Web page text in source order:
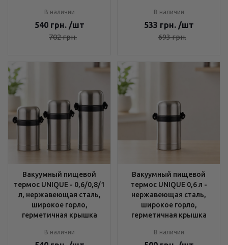
В наличии
540 грн. /шт
702грн.
В наличии
533 грн. /шт
693грн.
Вакуумный пищевой
термос UNIQUE - 0,6/0,8/1
л, нержавеющая сталь,
широкое горло,
герметичная крышка
В наличии
Вакуумный пищевой
термос UNIQUE 0,6 л -
нержавеющая сталь,
широкое горло,
герметичная крышка
В наличии